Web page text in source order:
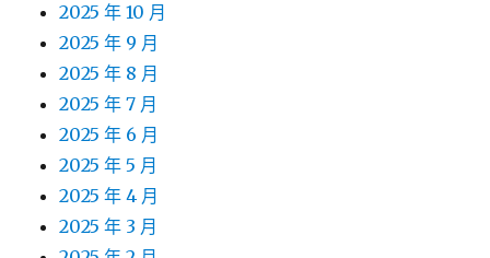
2025 年 10 月
2025 年 9 月
2025 年 8 月
2025 年 7 月
2025 年 6 月
2025 年 5 月
2025 年 4 月
2025 年 3 月